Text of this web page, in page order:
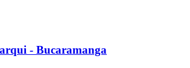
- Bucaramanga